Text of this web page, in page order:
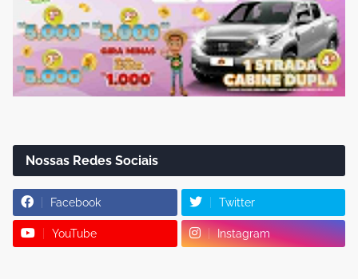
Nossas Redes Sociais
Facebook Twitter
YouTube Instagram